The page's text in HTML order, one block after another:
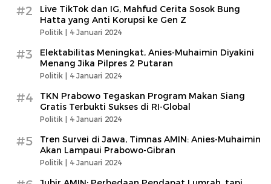
#2
Live TikTok dan IG, Mahfud Cerita Sosok Bung
Hatta yang Anti Korupsi ke Gen Z
Politik | 4 Januari 2024
#3
Elektabilitas Meningkat, Anies-Muhaimin Diyakini
Menang Jika Pilpres 2 Putaran
Politik | 4 Januari 2024
#4
TKN Prabowo Tegaskan Program Makan Siang
Gratis Terbukti Sukses di RI-Global
Politik | 4 Januari 2024
#5
Tren Survei di Jawa, Timnas AMIN: Anies-Muhaimin
Akan Lampaui Prabowo-Gibran
Politik | 4 Januari 2024